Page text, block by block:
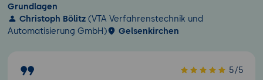
Grundlagen
Christoph Bölitz (VTA Verfahrenstechnik und
Automatisierung GmbH)
Gelsenkirchen
5/5